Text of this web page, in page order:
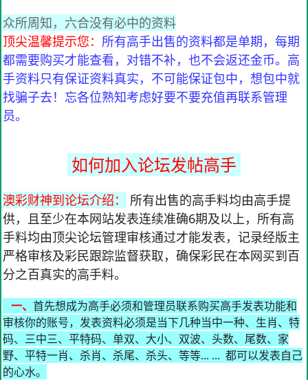
众所周知，六合没有必中的资料
顶尖温馨提示您： 所有高手出售的资料都是单期，每期
都需要购买才能查看，对错不补，也不会返还金币。高
手资料只有保证资料真实，不可能保证包中，想包中就
找骗子去！忘各位熟知考虑好要不要充值再联系管理
员。
如何加入论坛发帖高手
澳彩财神到论坛介绍：
所有出售的高手料均由高手提
供，且至少在本网站发表连续准确6期及以上，所有高
手料均由顶尖论坛管理审核通过才能发表，记录经版主
严格审核及彩民跟踪监督获取，确保彩民在本网买到百
分之百真实的高手料。
一、 首先想成为高手必须和管理员联系购买高手发表功能和
审核你的账号，发表资料必须是当下几种当中一种、生肖、特
码、三中三、平特码、单双、大小、双波、头数、尾数、家
野、平特一肖、杀肖、杀尾、杀头、等等... ... 都可以发表自己
的心水。